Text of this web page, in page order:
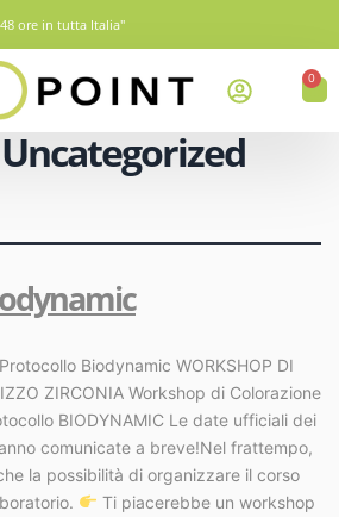
ore in tutta Italia"
0
Uncategorized
Biodynamic WORKSHOP DI
ZIRCONIA Workshop di Colorazione
BIODYNAMIC Le date ufficiali dei
comunicate a breve!Nel frattempo,
la possibilità di organizzare il corso
Ti piacerebbe un workshop